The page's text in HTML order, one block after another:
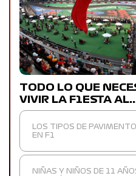
TODO LO QUE
VIVIR LA F1ESTA
LOS TIPOS DE
EN F1
NIÑAS Y NIÑOS DE 11